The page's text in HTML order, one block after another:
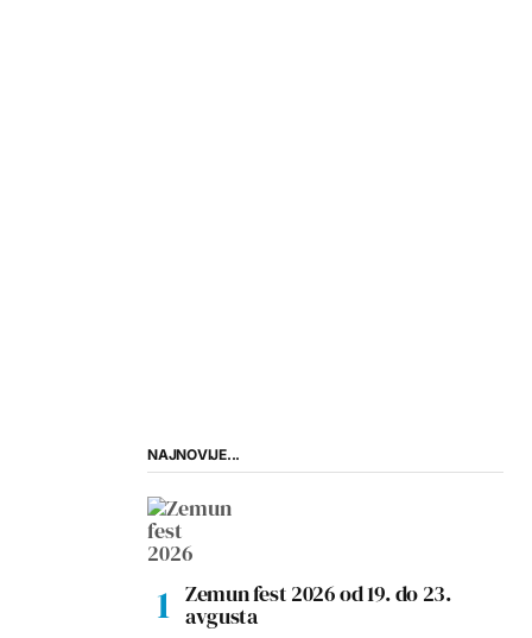
NAJNOVIJE...
Zemun fest 2026 od 19. do 23.
avgusta